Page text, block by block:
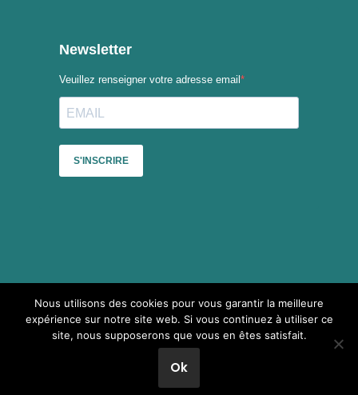
Sauf mention contraire, le contenu du site du Collectif des
festivals est mis à disposition selon les termes de la Licence
Creative Commons Attribution - Pas d’Utilisation Commerciale -
Partage dans les Mêmes Conditions 4.0 International
| Propulsé par
Nous utilisons des cookies pour vous garantir la meilleure
expérience sur notre site web. Si vous continuez à utiliser ce
site, nous supposerons que vous en êtes satisfait.
Ok